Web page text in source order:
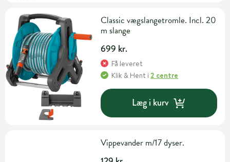
Classic vægslangetromle. Incl. 20
m slange
699 kr.
Få leveret
Klik & Hent i2 centre
Læg i kurv
Vippevander m/17 dyser.